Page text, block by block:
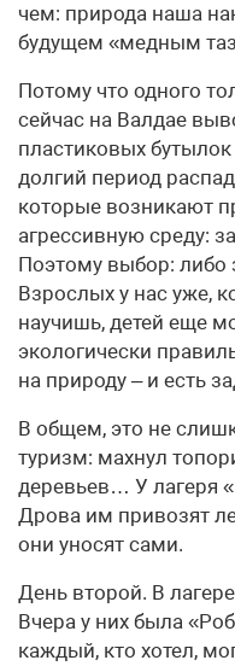
чем: природа наша
будущем «медным
Потому что одного
сейчас на Валдае
пластиковых
долгий период
которые возникают
агрессивную среду:
Поэтому выбор: либо
Взрослых у нас уже,
научишь, детей еще
экологически
на природу – и есть
В общем, это не
туризм: махнул
деревьев… У лагеря
Дрова им привозят
они уносят сами.
День второй. В
Вчера у них была
каждый, кто хотел,